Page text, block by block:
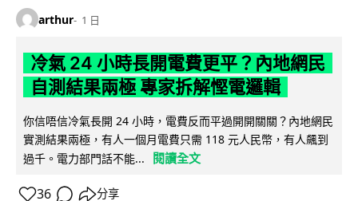
arthur 1 日
冷氣 24 小時長開電費更平？內地網民
自測結果兩極 專家拆解慳電邏輯
你信唔信冷氣長開 24 小時，電費反而平過開開關關？內地網民
實測結果兩極，有人一個月電費只需 118 元人民幣，有人飆到
過千。電力部門話不能...
閱讀全文
36 分享